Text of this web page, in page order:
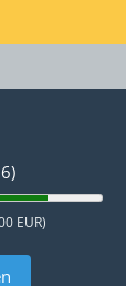
EUR)